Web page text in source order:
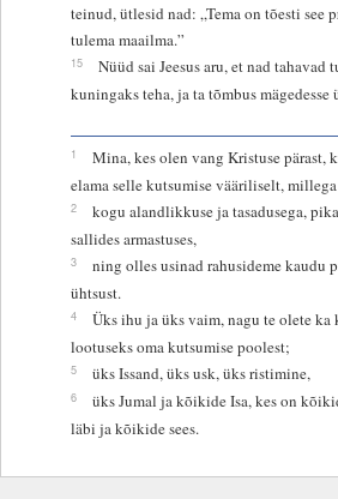
teinud, ütlesid nad: „Tema on tõesti see
tulema maailma.”
15
Nüüd sai Jeesus aru, et nad tahavad
kuningaks teha, ja ta tõmbus mägedesse
1
Mina, kes olen vang Kristuse pärast,
elama selle kutsumise vääriliselt,
2
kogu alandlikkuse ja tasadusega,
sallides armastuses,
3
ning olles usinad rahusideme kaudu
ühtsust.
4
Üks ihu ja üks vaim, nagu te olete ka
lootuseks oma kutsumise poolest;
5 üks Issand, üks usk, üks ristimine,
6
üks Jumal ja kõikide Isa, kes on
läbi ja kõikide sees.